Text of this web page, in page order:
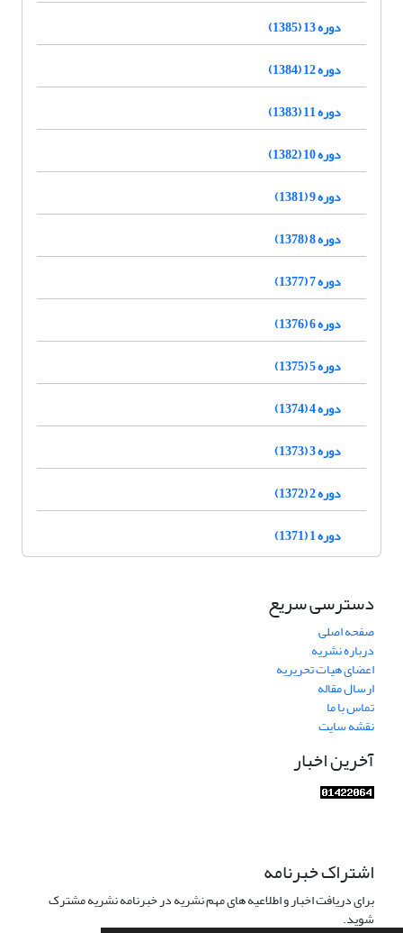
دوره 13 (1385)
دوره 12 (1384)
دوره 11 (1383)
دوره 10 (1382)
دوره 9 (1381)
دوره 8 (1378)
دوره 7 (1377)
دوره 6 (1376)
دوره 5 (1375)
دوره 4 (1374)
دوره 3 (1373)
دوره 2 (1372)
دوره 1 (1371)
دسترسی سریع
صفحه اصلی
درباره نشریه
اعضای هیات تحریریه
ارسال مقاله
تماس با ما
نقشه سایت
آخرین اخبار
اشتراک خبرنامه
برای دریافت اخبار و اطلاعیه های مهم نشریه در خبرنامه نشریه مشترک
شوید.